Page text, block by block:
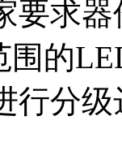
要求
围的
行分